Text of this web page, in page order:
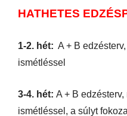
HATHETES
1-2. hét: A + B
ismétléssel
3-4. hét: A + B
ismétléssel, a súlyt